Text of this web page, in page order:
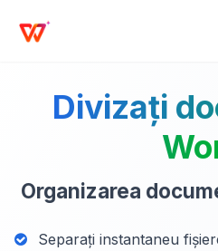
Divizați
Organizarea
Separați instantaneu